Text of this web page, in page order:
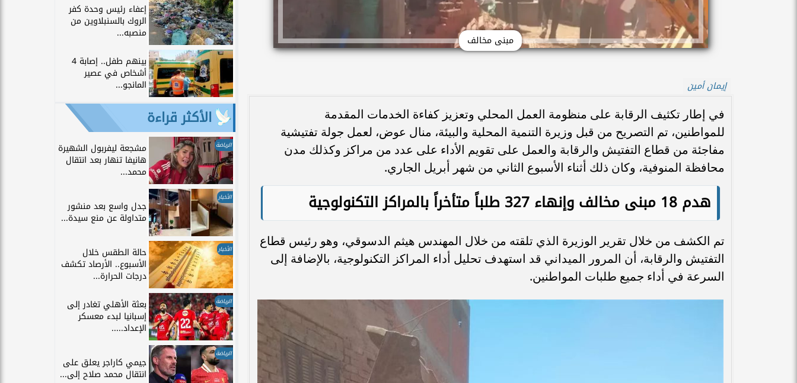
مبنى مخالف
إيمان أمين
في إطار تكثيف الرقابة على منظومة العمل المحلي وتعزيز كفاءة الخدمات المقدمة
للمواطنين، تم التصريح من قبل وزيرة التنمية المحلية والبيئة، منال عوض، لعمل جولة تفتيشية
مفاجئة من قطاع التفتيش والرقابة والعمل على تقويم الأداء على عدد من مراكز وكذلك مدن
محافظة المنوفية، وكان ذلك أثناء الأسبوع الثاني من شهر أبريل الجاري.
هدم 18 مبنى مخالف وإنهاء 327 طلباً متأخراً بالمراكز التكنولوجية
تم الكشف من خلال تقرير الوزيرة الذي تلقته من خلال المهندس هيثم الدسوقي، وهو رئيس قطاع
التفتيش والرقابة، أن المرور الميداني قد استهدف تحليل أداء المراكز التكنولوجية، بالإضافة إلى
السرعة في أداء جميع طلبات المواطنين.
إعفاء رئيس وحدة كفر
الروك بالسنبلاوين من
منصبه...
بينهم طفل.. إصابة 4
أشخاص في عصير
المانجو...
الأكثر قراءة
الرياضة مشجعة ليفربول الشهيرة
هانيفا تنهار بعد انتقال
محمد...
الأخبار
جدل واسع بعد منشور
متداولة عن منع سيدة...
الأخبار حالة الطقس خلال
الأسبوع.. الأرصاد تكشف
درجات الحرارة...
الرياضة بعثة الأهلي تغادر إلى
إسبانيا لبدء معسكر
الإعداد.....
الرياضة
جيمي كاراجر يعلق على
انتقال محمد صلاح إلى...